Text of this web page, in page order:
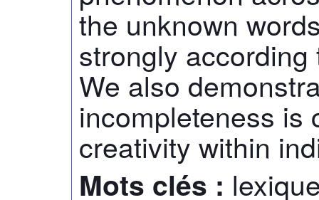
the unknown
strongly
We also
incompleteness is
creativity within
Mots clés :